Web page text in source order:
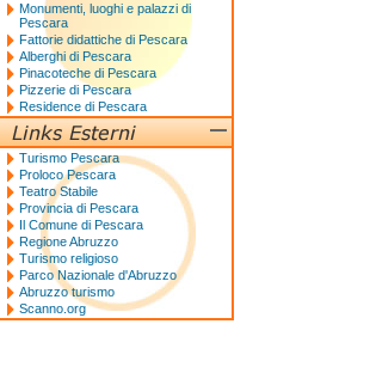
Monumenti, luoghi e palazzi di
Pescara
Fattorie didattiche di Pescara
Alberghi di Pescara
Pinacoteche di Pescara
Pizzerie di Pescara
Residence di Pescara
Turismo Pescara
Proloco Pescara
Teatro Stabile
Provincia di Pescara
Il Comune di Pescara
Regione Abruzzo
Turismo religioso
Parco Nazionale d'Abruzzo
Abruzzo turismo
Scanno.org